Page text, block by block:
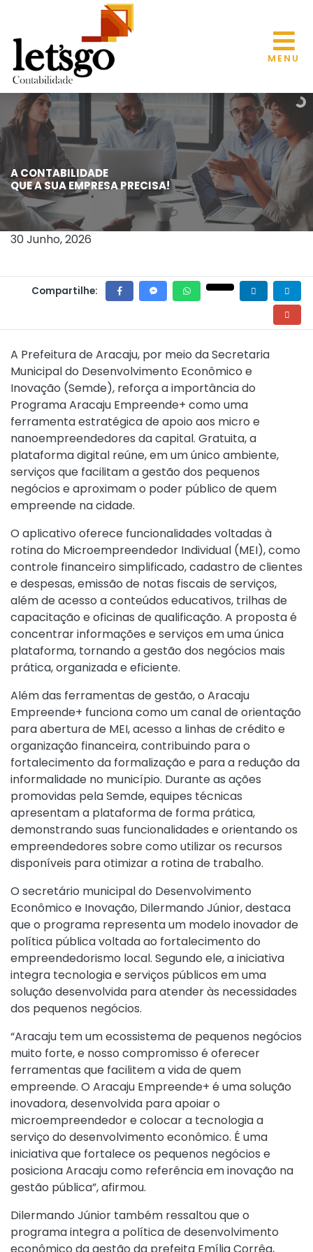
MENU
A CONTABILIDADE
QUE A SUA EMPRESA PRECISA!
ISS/ARACAJU: PREFEITURA AMPLIA
INCENTIVO AO EMPREENDEDORISMO
COM O ARACAJU EMPREENDE+
30 Junho, 2026
Compartilhe:
A Prefeitura de Aracaju, por meio da Secretaria
Municipal do Desenvolvimento Econômico e
Inovação (Semde), reforça a importância do
Programa Aracaju Empreende+ como uma
ferramenta estratégica de apoio aos micro e
nanoempreendedores da capital. Gratuita, a
plataforma digital reúne, em um único ambiente,
serviços que facilitam a gestão dos pequenos
negócios e aproximam o poder público de quem
empreende na cidade.
O aplicativo oferece funcionalidades voltadas à
rotina do Microempreendedor Individual (MEI), como
controle financeiro simplificado, cadastro de clientes
e despesas, emissão de notas fiscais de serviços,
além de acesso a conteúdos educativos, trilhas de
capacitação e oficinas de qualificação. A proposta é
concentrar informações e serviços em uma única
plataforma, tornando a gestão dos negócios mais
prática, organizada e eficiente.
Além das ferramentas de gestão, o Aracaju
Empreende+ funciona como um canal de orientação
para abertura de MEI, acesso a linhas de crédito e
organização financeira, contribuindo para o
fortalecimento da formalização e para a redução da
informalidade no município. Durante as ações
promovidas pela Semde, equipes técnicas
apresentam a plataforma de forma prática,
demonstrando suas funcionalidades e orientando os
empreendedores sobre como utilizar os recursos
disponíveis para otimizar a rotina de trabalho.
O secretário municipal do Desenvolvimento
Econômico e Inovação, Dilermando Júnior, destaca
que o programa representa um modelo inovador de
política pública voltada ao fortalecimento do
empreendedorismo local. Segundo ele, a iniciativa
integra tecnologia e serviços públicos em uma
solução desenvolvida para atender às necessidades
dos pequenos negócios.
“Aracaju tem um ecossistema de pequenos negócios
muito forte, e nosso compromisso é oferecer
ferramentas que facilitem a vida de quem
empreende. O Aracaju Empreende+ é uma solução
inovadora, desenvolvida para apoiar o
microempreendedor e colocar a tecnologia a
serviço do desenvolvimento econômico. É uma
iniciativa que fortalece os pequenos negócios e
posiciona Aracaju como referência em inovação na
gestão pública”, afirmou.
Dilermando Júnior também ressaltou que o
programa integra a política de desenvolvimento